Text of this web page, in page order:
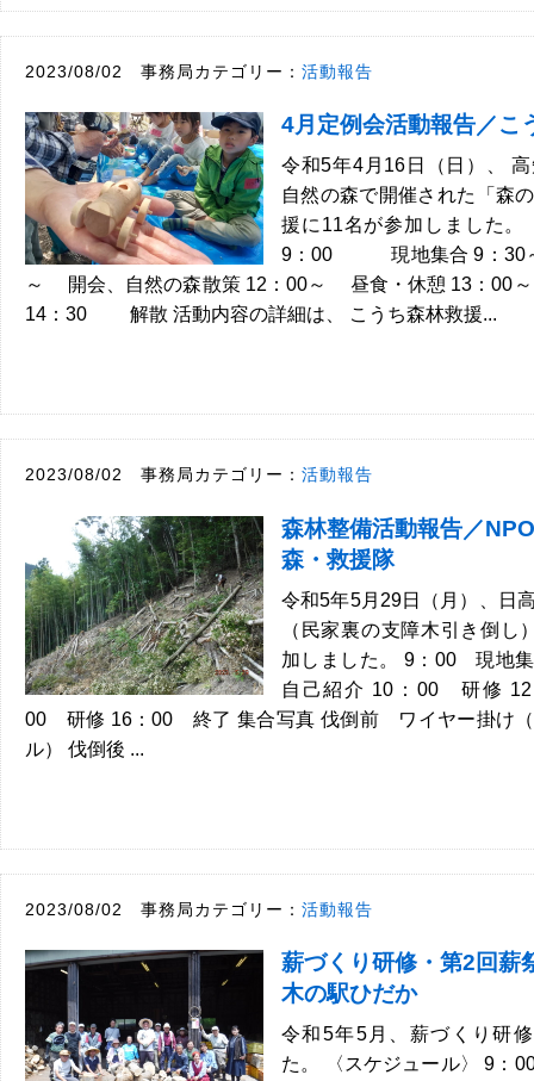
2023/08/02 事務局カテゴリー： 活動報告
4月定例会活動報告／こ
令和5年4月16日（日）、
自然の森で開催された「森
援に11名が参加しました。
9：00 現地集合 9：30
～ 開会、自然の森散策 12：00～ 昼食・休憩 13：00
14：30 解散 活動内容の詳細は、 こうち森林救援...
2023/08/02 事務局カテゴリー： 活動報告
森林整備活動報告／
森・救援隊
令和5年5月29日（月）、日
（民家裏の支障木引き倒し
加しました。 9：00 現地
自己紹介 10：00 研修
00 研修 16：00 終了 集合写真 伐倒前 ワイヤー掛け（
ル） 伐倒後 ...
2023/08/02 事務局カテゴリー： 活動報告
薪づくり研修・第2回薪
木の駅ひだか
令和5年5月、薪づくり研
た。 〈スケジュール〉 9：